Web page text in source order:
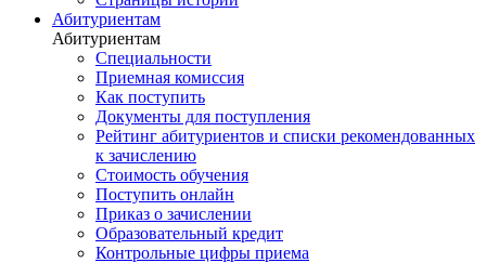
Абитуриентам
Абитуриентам
Специальности
Приемная комиссия
Как поступить
Документы для поступления
Рейтинг абитуриентов и списки рекомендованных
к зачислению
Стоимость обучения
Поступить онлайн
Приказ о зачислении
Образовательный кредит
Контрольные цифры приема